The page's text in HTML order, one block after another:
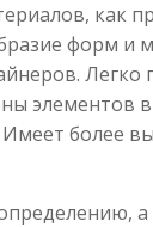
как
форм и
элементов
более
а